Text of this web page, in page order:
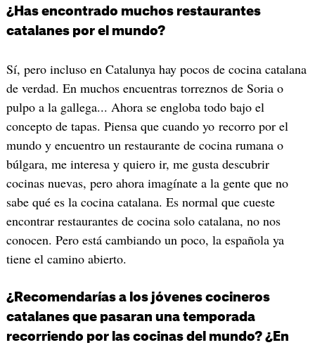
¿Has encontrado muchos restaurantes
catalanes por el mundo?
Sí, pero incluso en Catalunya hay pocos de cocina catalana
de verdad. En muchos encuentras torreznos de Soria o
pulpo a la gallega... Ahora se engloba todo bajo el
concepto de tapas. Piensa que cuando yo recorro por el
mundo y encuentro un restaurante de cocina rumana o
búlgara, me interesa y quiero ir, me gusta descubrir
cocinas nuevas, pero ahora imagínate a la gente que no
sabe qué es la cocina catalana. Es normal que cueste
encontrar restaurantes de cocina solo catalana, no nos
conocen. Pero está cambiando un poco, la española ya
tiene el camino abierto.
¿Recomendarías a los jóvenes cocineros
catalanes que pasaran una temporada
recorriendo por las cocinas del mundo? ¿En